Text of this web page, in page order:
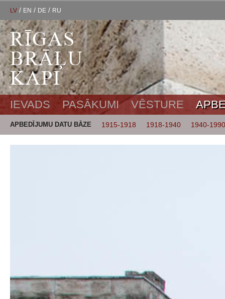
LV / EN / DE / RU
IEVADS PASĀKUMI VĒSTURE
APBEDĪJUMU DATU BĀZE 1915-1918 1918-1940 1940-1990